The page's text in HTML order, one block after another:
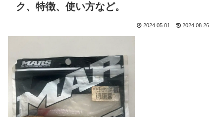
ク、特徴、使い方など。
2024.05.01 2024.08.26